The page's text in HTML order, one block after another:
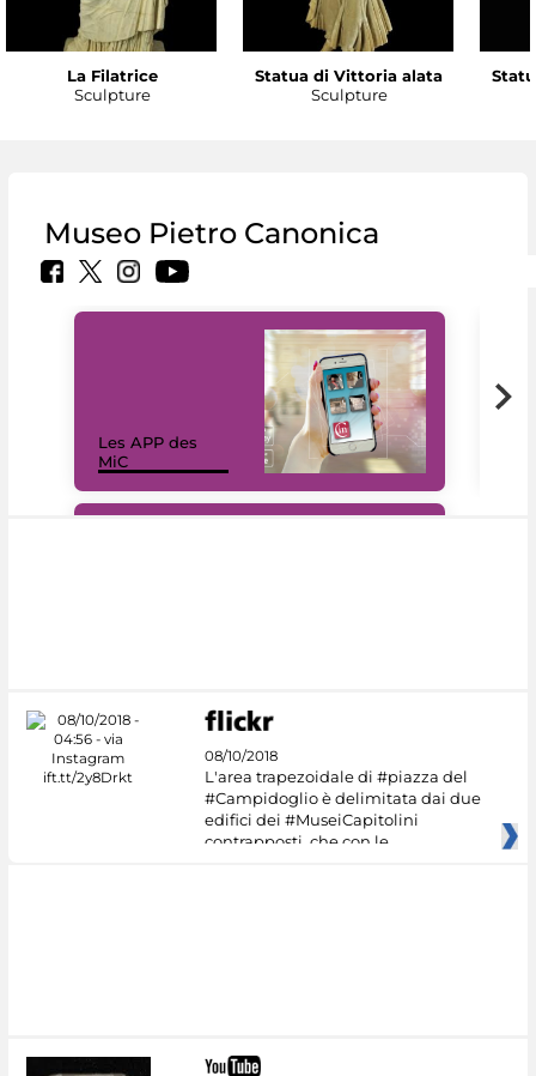
La Filatrice
Sculpture
Statua di Vittoria alata
Sculpture
Museo Pietro Canonica
Les APP des
MiC
08/10/2018
L'area trapezoidale di #piazza del
#Campidoglio è delimitata dai due
edifici dei #MuseiCapitolini
contrapposti, che con le